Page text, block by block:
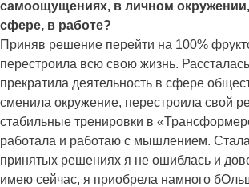
самоощущениях, в личном
сфере, в работе?
Приняв решение перейти на 100%
перестроила всю свою жизнь.
прекратила деятельность в сфере
сменила окружение, перестроила свой
стабильные тренировки в
работала и работаю с мышлением.
принятых решениях я не ошиблась и
имею сейчас, я приобрела намного